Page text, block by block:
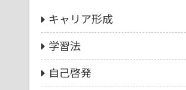
キャリア形成
学習法
自己啓発